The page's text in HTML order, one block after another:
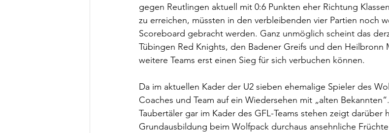
gegen Reutlingen aktuell mit 0:6 Punkten eher Richtung
zu erreichen, müssten in den verbleibenden vier Partien noch
Scoreboard gebracht werden. Ganz unmöglich scheint das
Tübingen Red Knights, den Badener Greifs und den Heilbronn
weitere Teams erst einen Sieg für sich verbuchen können.
Da im aktuellen Kader der U2 sieben ehemalige Spieler des
Coaches und Team auf ein Wiedersehen mit „alten
Taubertäler gar im Kader des GFL-Teams stehen zeigt darüber
Grundausbildung beim Wolfpack durchaus ansehnliche